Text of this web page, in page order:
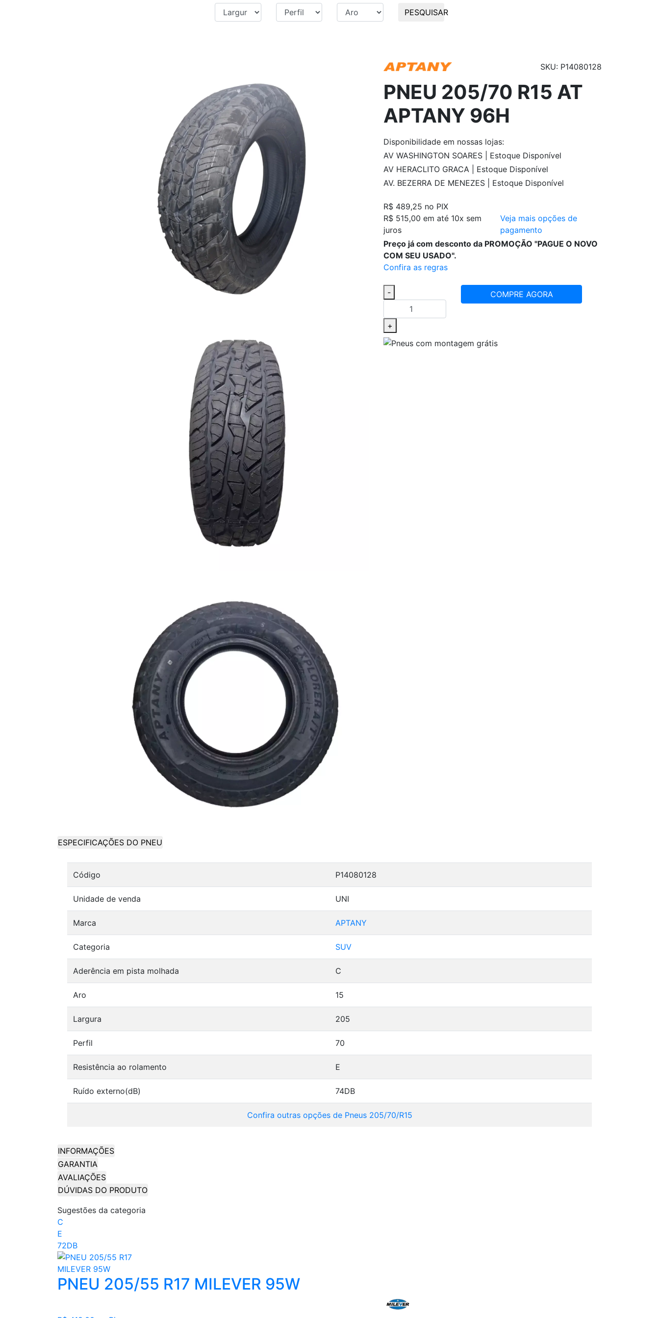
PESQUISAR
SKU: P14080128
PNEU 205/70 R15 AT
APTANY 96H
Disponibilidade em nossas lojas:
AV WASHINGTON SOARES | Estoque Disponível
AV HERACLITO GRACA | Estoque Disponível
AV. BEZERRA DE MENEZES | Estoque Disponível
R$ 489,25 no PIX
R$ 515,00 em até 10x sem
juros
Veja mais opções de
pagamento
Preço já com desconto da PROMOÇÃO "PAGUE O NOVO
COM SEU USADO".
Confira as regras
-
+
COMPRE AGORA
ESPECIFICAÇÕES DO PNEU
Código P14080128
Unidade de venda UNI
Marca APTANY
Categoria SUV
Aderência em pista molhada C
Aro 15
Largura 205
Perfil 70
Resistência ao rolamento E
Ruído externo(dB) 74DB
Confira outras opções de Pneus 205/70/R15
INFORMAÇÕES
GARANTIA
AVALIAÇÕES
DÚVIDAS DO PRODUTO
Sugestões da categoria
C
E
72DB
PNEU 205/55 R17 MILEVER 95W